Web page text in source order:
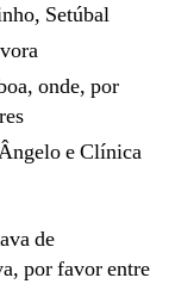
Setúbal
onde, por
e Clínica
de
por favor entre